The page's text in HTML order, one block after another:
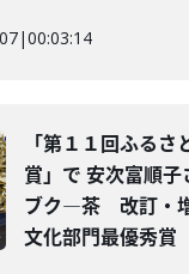
|00:03:14
「第１１回ふるさ
賞」で 安次富順子
ブク―茶 改訂・
文化部門最優秀賞